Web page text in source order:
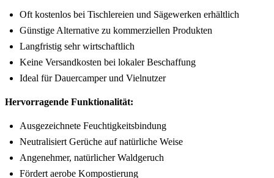
Oft kostenlos bei Tischlereien und Sägewerken erhältlich
Günstige Alternative zu kommerziellen Produkten
Langfristig sehr wirtschaftlich
Keine Versandkosten bei lokaler Beschaffung
Ideal für Dauercamper und Vielnutzer
Hervorragende Funktionalität:
Ausgezeichnete Feuchtigkeitsbindung
Neutralisiert Gerüche auf natürliche Weise
Angenehmer, natürlicher Waldgeruch
Fördert aerobe Kompostierung